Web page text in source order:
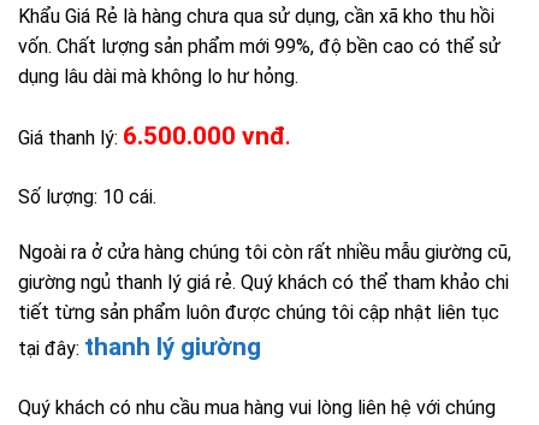
Khẩu Giá Rẻ là hàng chưa qua sử dụng, cần xã kho thu hồi
vốn. Chất lượng sản phẩm mới 99%, độ bền cao có thể sử
dụng lâu dài mà không lo hư hỏng.
Giá thanh lý: 6.500.000 vnđ.
Số lượng: 10 cái.
Ngoài ra ở cửa hàng chúng tôi còn rất nhiều mẫu giường cũ,
giường ngủ thanh lý giá rẻ. Quý khách có thể tham khảo chi
tiết từng sản phẩm luôn được chúng tôi cập nhật liên tục
tại đây: thanh lý giường
Quý khách có nhu cầu mua hàng vui lòng liên hệ với chúng